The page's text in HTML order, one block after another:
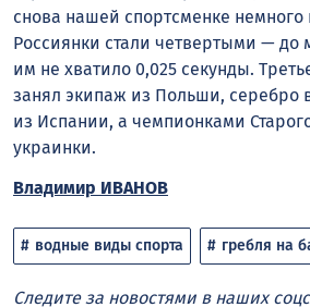
снова нашей спортсменке немного
Россиянки стали четвертыми — до
им не хватило 0,025 секунды.
занял экипаж из Польши, серебро
из Испании, а чемпионками
украинки.
Владимир ИВАНОВ
водные виды спорта гребля на
Следите за новостями в наших